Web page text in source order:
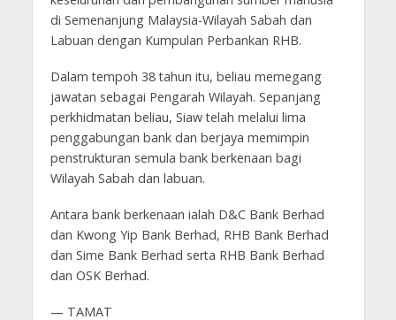
di Semenanjung Malaysia-Wilayah Sabah dan
Labuan dengan Kumpulan Perbankan RHB.
Dalam tempoh 38 tahun itu, beliau memegang
jawatan sebagai Pengarah Wilayah. Sepanjang
perkhidmatan beliau, Siaw telah melalui lima
penggabungan bank dan berjaya memimpin
penstrukturan semula bank berkenaan bagi
Wilayah Sabah dan labuan.
Antara bank berkenaan ialah D&C Bank Berhad
dan Kwong Yip Bank Berhad, RHB Bank Berhad
dan Sime Bank Berhad serta RHB Bank Berhad
dan OSK Berhad.
— TAMAT